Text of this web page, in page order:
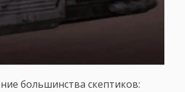
большинства скептиков: